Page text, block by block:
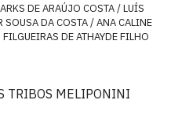
DE ARAÚJO COSTA / LUÍS
SOUSA DA COSTA / ANA CALINE
DE ATHAYDE FILHO
TRIBOS MELIPONINI